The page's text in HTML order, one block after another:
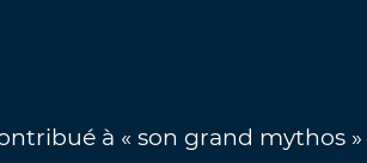
à « son grand mythos »